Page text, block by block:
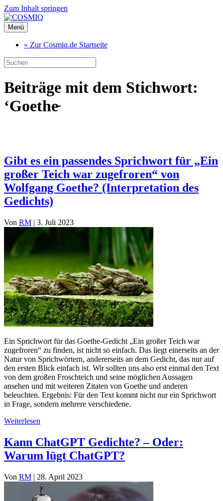
Zum Inhalt springen
Menü
» Zur Cosmiq.de Startseite
Beiträge mit dem Stichwort:
‘Goethe̵
Gibt es ein passendes Sprichwort für „Ein
großer Teich war zugefroren“ von
Wolfgang Goethe? (Interpretation des
Gedichts)
Von RM | 3. Juli 2023
Ein Sprichwort für das Goethe-Gedicht „Ein großer Teich war
zugefroren“ zu finden, ist nicht so einfach. Das liegt einerseits an der
Natur von Sprichwörtern, andererseits an dem Gedicht, das nur auf
den ersten Blick einfach ist. Wir sollten uns also erst einmal den Text
von dem großen Froschteich und seine möglichen Aussagen
ansehen und mit weiteren Zitaten von Goethe und anderen
beleuchten. Ergebnis: Für den Text kommt nicht nur ein Sprichwort
in Frage, sondern mehrere verschiedene.
Weiterlesen
Kann ChatGPT Gedichte? – Oder:
Warum lügt ChatGPT?
Von RM | 28. April 2023